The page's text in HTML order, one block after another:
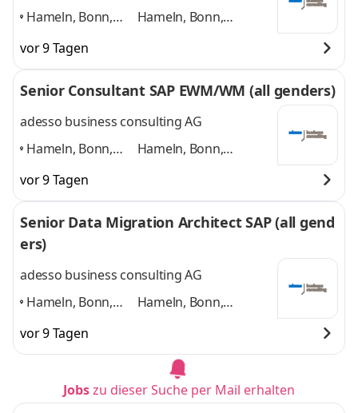
Hameln, Bonn,
Paderborn,
Düsseldorf,
Hameln, Bonn,
und 4 weitere
vor 9 Tagen
Senior Consultant SAP EWM/WM (all genders)
adesso business consulting AG
Hameln, Bonn,
Düsseldorf,
Paderborn,
Hameln, Bonn,
und 4 weitere
vor 9 Tagen
Senior Data Migration Architect SAP (all gend
ers)
adesso business consulting AG
Hameln, Bonn,
Paderborn,
Düsseldorf,
Hameln, Bonn,
und 4 weitere
vor 9 Tagen
Jobszu dieser Suche per Mail erhalten